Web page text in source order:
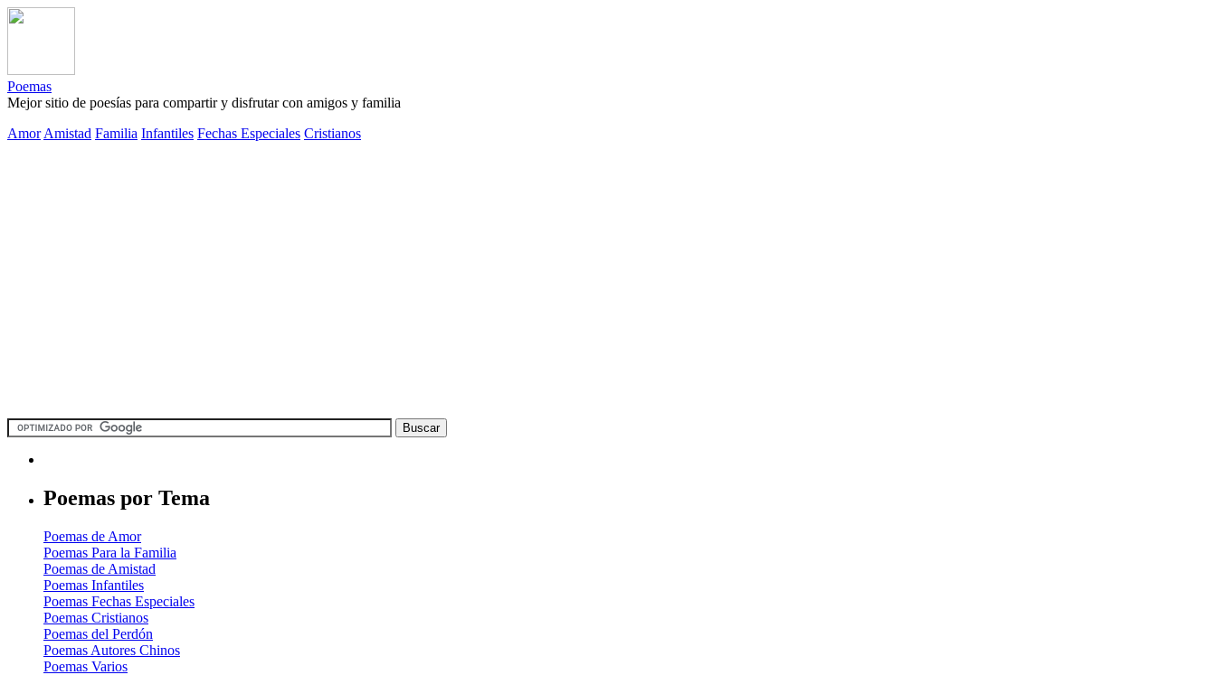
Poemas
Mejor sitio de poesías para compartir y disfrutar con amigos y familia
Amor Amistad Familia Infantiles Fechas Especiales Cristianos
Poemas por Tema
Poemas de Amor
Poemas Para la Familia
Poemas de Amistad
Poemas Infantiles
Poemas Fechas Especiales
Poemas Cristianos
Poemas del Perdón
Poemas Autores Chinos
Poemas Varios